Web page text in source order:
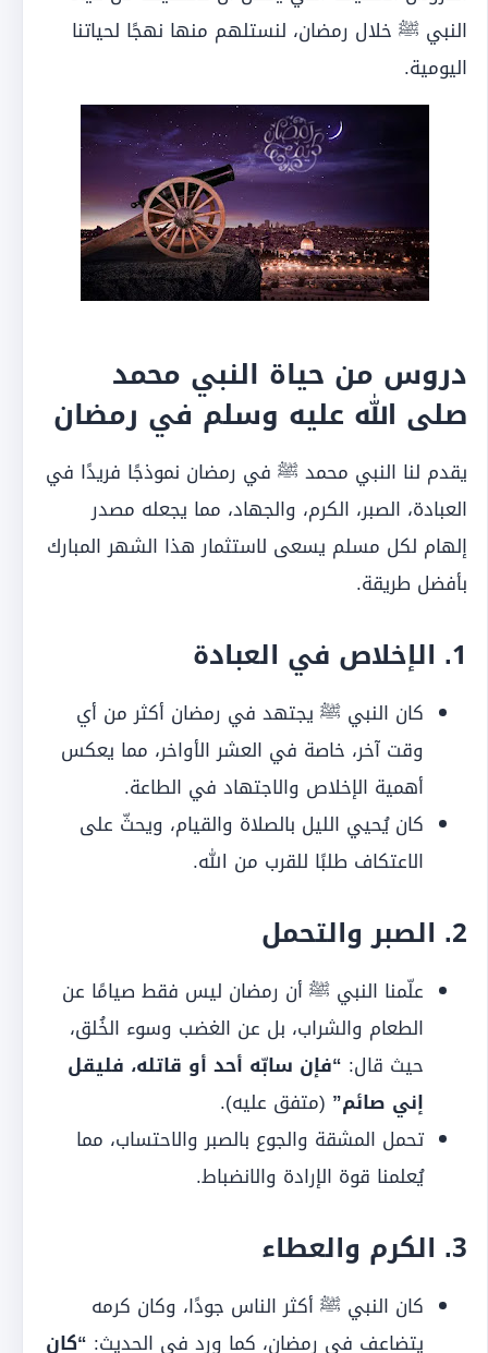
النبي ﷺ خلال رمضان، لنستلهم منها نهجًا لحياتنا
اليومية.
دروس من حياة النبي محمد
صلى الله عليه وسلم في رمضان
يقدم لنا النبي محمد ﷺ في رمضان نموذجًا فريدًا في
العبادة، الصبر، الكرم، والجهاد، مما يجعله مصدر
إلهام لكل مسلم يسعى لاستثمار هذا الشهر المبارك
بأفضل طريقة.
1. الإخلاص في العبادة
كان النبي ﷺ يجتهد في رمضان أكثر من أي
وقت آخر، خاصة في العشر الأواخر، مما يعكس
أهمية الإخلاص والاجتهاد في الطاعة.
كان يُحيي الليل بالصلاة والقيام، ويحثّ على
الاعتكاف طلبًا للقرب من الله.
2. الصبر والتحمل
علّمنا النبي ﷺ أن رمضان ليس فقط صيامًا عن
الطعام والشراب، بل عن الغضب وسوء الخُلق،
حيث قال: “فإن سابّه أحد أو قاتله، فليقل
إني صائم” (متفق عليه).
تحمل المشقة والجوع بالصبر والاحتساب، مما
يُعلمنا قوة الإرادة والانضباط.
3. الكرم والعطاء
كان النبي ﷺ أكثر الناس جودًا، وكان كرمه
يتضاعف في رمضان، كما ورد في الحديث: “كان